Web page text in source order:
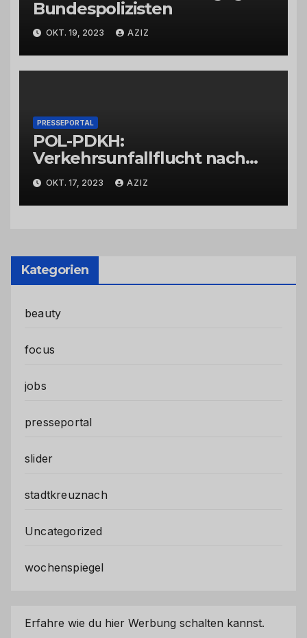
Bundespolizisten
OKT. 19, 2023 AZIZ
PRESSEPORTAL
POL-PDKH:
Verkehrsunfallflucht nach
Abbiegevorgang
OKT. 17, 2023 AZIZ
Kategorien
beauty
focus
jobs
presseportal
slider
stadtkreuznach
Uncategorized
wochenspiegel
Erfahre wie du hier Werbung schalten kannst.